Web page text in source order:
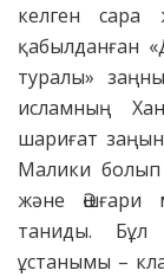
келген
қабылданған
туралы»
исламның
шариғат
Малики болып
және Әшғари
таниды. Бұл
ұстанымы –